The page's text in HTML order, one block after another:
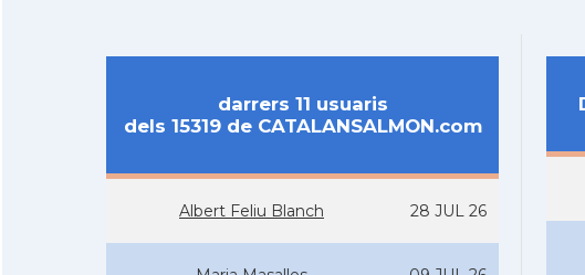
darrers 11 usuaris
dels 15319 de CATALANSALMON.com
Albert Feliu Blanch 28 JUL 26